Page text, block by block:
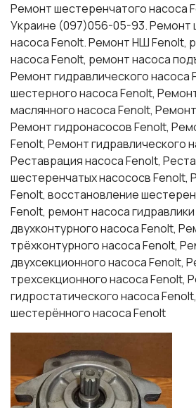
Ремонт шестеренчатого насоса
Украине (097)056-05-93. Ремонт
насоса Fenolt. Ремонт НШ Fenolt,
насоса Fenolt, ремонт насоса
Ремонт гидравлического насоса
шестерного насоса Fenolt,
маслянного насоса Fenolt,
Ремонт гидронасосов Fenolt,
Fenolt, Ремонт гидравлического
Реставрация насоса Fenolt,
шестеренчатых насососв Fenolt,
Fenolt, восстановление
Fenolt, ремонт насоса
двухконтурного насоса Fenolt,
трёхконтурного насоса Fenolt,
двухсекционного насоса Fenolt,
трехсекционного насоса Fenolt,
гидростатического насоса
шестерённого насоса Fenolt